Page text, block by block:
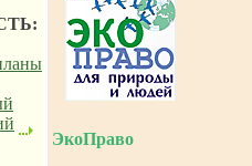
ЭкоПраво